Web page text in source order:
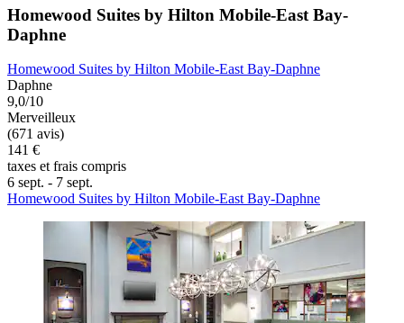
Homewood Suites by Hilton Mobile-East Bay-
Daphne
Homewood Suites by Hilton Mobile-East Bay-Daphne
Daphne
9,0/10
Merveilleux
(671 avis)
141 €
taxes et frais compris
6 sept. - 7 sept.
Homewood Suites by Hilton Mobile-East Bay-Daphne